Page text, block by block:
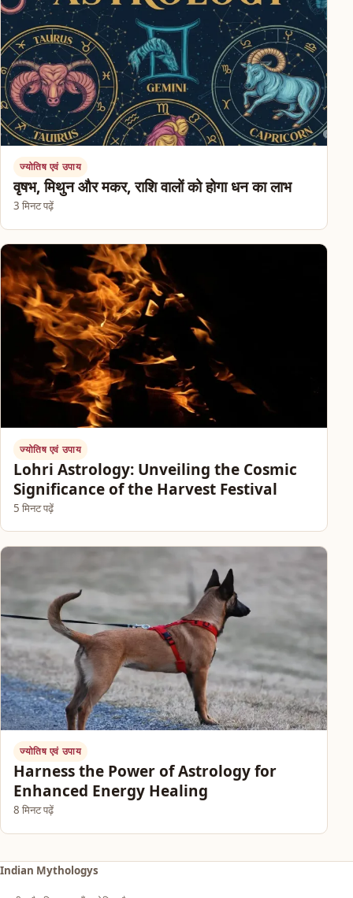
ज्योतिष एवं उपाय
वृषभ, मिथुन और मकर, राशि वालों को होगा धन का लाभ
3 मिनट पढ़ें
ज्योतिष एवं उपाय
Lohri Astrology: Unveiling the Cosmic
Significance of the Harvest Festival
5 मिनट पढ़ें
ज्योतिष एवं उपाय
Harness the Power of Astrology for
Enhanced Energy Healing
8 मिनट पढ़ें
Indian Mythologys